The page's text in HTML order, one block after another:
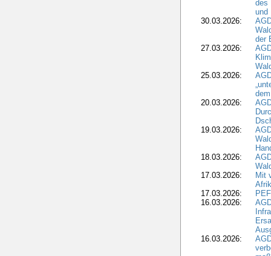
des
und
30.03.2026:
der
27.03.2026:
25.03.2026:
20.03.2026:
19.03.2026:
18.03.2026:
17.03.2026:
Mit
17.03.2026:
16.03.2026:
16.03.2026: